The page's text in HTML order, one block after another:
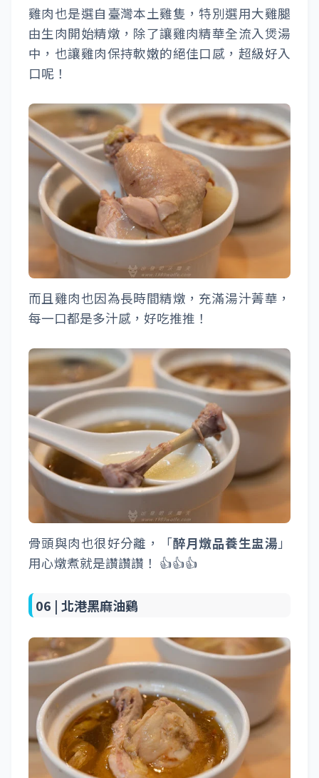
雞肉也是選自臺灣本土雞隻，特別選用大雞腿
由生肉開始精燉，除了讓雞肉精華全流入煲湯
中，也讓雞肉保持軟嫩的絕佳口感，超級好入
口呢！
而且雞肉也因為長時間精燉，充滿湯汁菁華，
每一口都是多汁感，好吃推推！
骨頭與肉也很好分離，「醉月燉品養生盅湯 」
用心燉煮就是讚讚讚！ 👍👍👍
06 |北港黑麻油鷄